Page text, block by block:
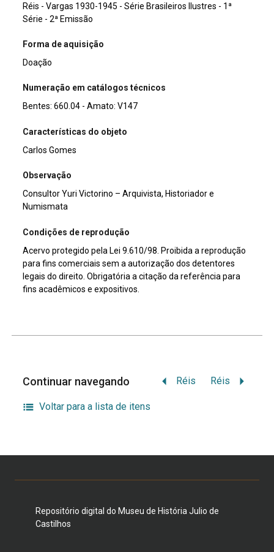
Réis - Vargas 1930-1945 - Série Brasileiros Ilustres - 1ª
Série - 2ª Emissão
Forma de aquisição
Doação
Numeração em catálogos técnicos
Bentes: 660.04 - Amato: V147
Características do objeto
Carlos Gomes
Observação
Consultor Yuri Victorino – Arquivista, Historiador e
Numismata
Condições de reprodução
Acervo protegido pela Lei 9.610/98. Proibida a reprodução
para fins comerciais sem a autorização dos detentores
legais do direito. Obrigatória a citação da referência para
fins acadêmicos e expositivos.
Continuar navegando Réis Réis
Voltar para a lista de itens
Repositório digital do Museu de História Julio de
Castilhos